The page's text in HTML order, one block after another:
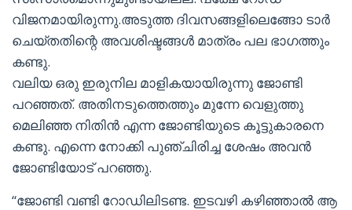
വിജനമായിരുന്നു.അടുത്ത ദിവസങ്ങളിലെങ്ങോ ടാർ
ചെയ്തതിന്റെ അവശിഷ്ടങ്ങൾ മാത്രം പല ഭാഗത്തും
കണ്ടു.
വലിയ ഒരു ഇരുനില മാളികയായിരുന്നു ജോണ്ടി
പറഞ്ഞത്. അതിനടുത്തെത്തും മുന്നേ വെളുത്തു
മെലിഞ്ഞ നിതിൻ എന്ന ജോണ്ടിയുടെ കൂട്ടുകാരനെ
കണ്ടു. എന്നെ നോക്കി പുഞ്ചിരിച്ച ശേഷം അവൻ
ജോണ്ടിയോട് പറഞ്ഞു.
“ജോണ്ടി വണ്ടി റോഡിലിടണ്ട. ഇടവഴി കഴിഞ്ഞാൽ ആ